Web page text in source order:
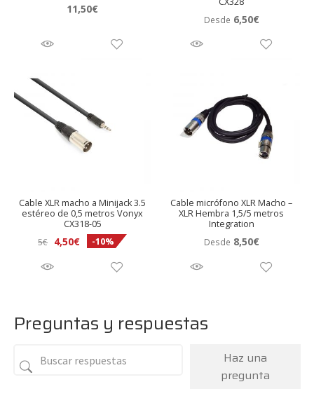
11,50€
Desde 6,50€
Cable XLR macho a Minijack 3.5
estéreo de 0,5 metros Vonyx
CX318-05
5€
El
original
4,50€El
actual
-10%
Cable micrófono XLR Macho –
XLR Hembra 1,5/5 metros
Integration
Desde 8,50€
Preguntas y respuestas
Haz una
pregunta